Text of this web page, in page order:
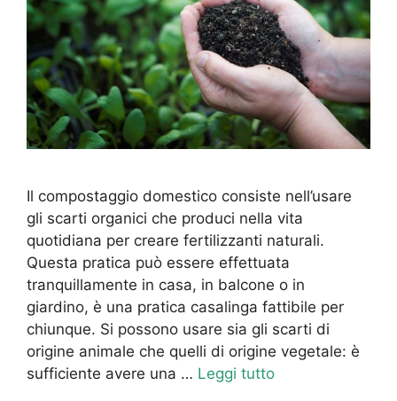
Il compostaggio domestico consiste nell’usare
gli scarti organici che produci nella vita
quotidiana per creare fertilizzanti naturali.
Questa pratica può essere effettuata
tranquillamente in casa, in balcone o in
giardino, è una pratica casalinga fattibile per
chiunque. Si possono usare sia gli scarti di
origine animale che quelli di origine vegetale: è
sufficiente avere una … Leggi tutto